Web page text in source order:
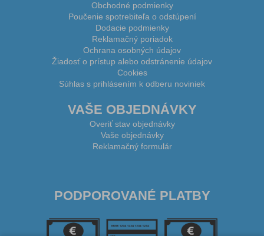
Obchodné podmienky
Poučenie spotrebiteľa o odstúpení
Dodacie podmienky
Reklamačný poriadok
Ochrana osobných údajov
Žiadosť o prístup alebo odstránenie údajov
Cookies
Súhlas s prihlásením k odberu noviniek
VAŠE OBJEDNÁVKY
Overiť stav objednávky
Vaše objednávky
Reklamačný formulár
PODPOROVANÉ PLATBY